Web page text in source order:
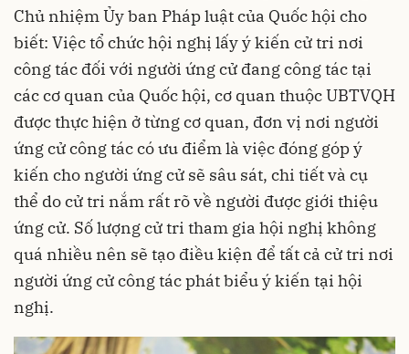
Chủ nhiệm Ủy ban Pháp luật của Quốc hội cho
biết: Việc tổ chức hội nghị lấy ý kiến cử tri nơi
công tác đối với người ứng cử đang công tác tại
các cơ quan của Quốc hội, cơ quan thuộc UBTVQH
được thực hiện ở từng cơ quan, đơn vị nơi người
ứng cử công tác có ưu điểm là việc đóng góp ý
kiến cho người ứng cử sẽ sâu sát, chi tiết và cụ
thể do cử tri nắm rất rõ về người được giới thiệu
ứng cử. Số lượng cử tri tham gia hội nghị không
quá nhiều nên sẽ tạo điều kiện để tất cả cử tri nơi
người ứng cử công tác phát biểu ý kiến tại hội
nghị.